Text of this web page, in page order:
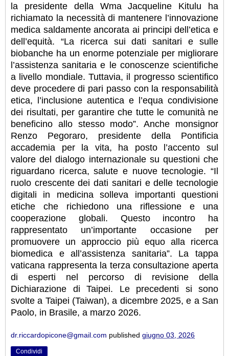
la presidente della Wma Jacqueline Kitulu ha
richiamato la necessità di mantenere l’innovazione
medica saldamente ancorata ai principi dell’etica e
dell’equità. “La ricerca sui dati sanitari e sulle
biobanche ha un enorme potenziale per migliorare
l’assistenza sanitaria e le conoscenze scientifiche
a livello mondiale. Tuttavia, il progresso scientifico
deve procedere di pari passo con la responsabilità
etica, l’inclusione autentica e l’equa condivisione
dei risultati, per garantire che tutte le comunità ne
beneficino allo stesso modo”. Anche monsignor
Renzo Pegoraro, presidente della Pontificia
accademia per la vita, ha posto l’accento sul
valore del dialogo internazionale su questioni che
riguardano ricerca, salute e nuove tecnologie. “Il
ruolo crescente dei dati sanitari e delle tecnologie
digitali in medicina solleva importanti questioni
etiche che richiedono una riflessione e una
cooperazione globali. Questo incontro ha
rappresentato un’importante occasione per
promuovere un approccio più equo alla ricerca
biomedica e all’assistenza sanitaria”. La tappa
vaticana rappresenta la terza consultazione aperta
di esperti nel percorso di revisione della
Dichiarazione di Taipei. Le precedenti si sono
svolte a Taipei (Taiwan), a dicembre 2025, e a San
Paolo, in Brasile, a marzo 2026.
dr.riccardopicone@gmail.com published giugno 03, 2026
Condividi